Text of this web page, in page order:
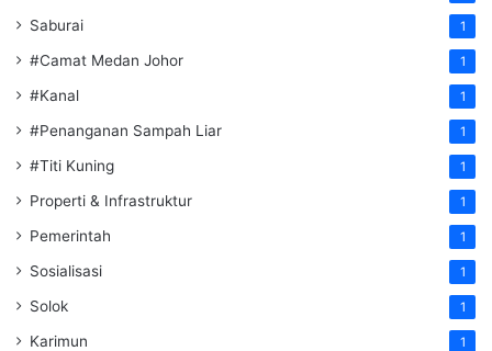
Saburai 1
#Camat Medan Johor 1
#Kanal 1
#Penanganan Sampah Liar 1
#Titi Kuning 1
Properti & Infrastruktur 1
Pemerintah 1
Sosialisasi 1
Solok 1
Karimun 1